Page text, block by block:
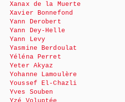
Xanax de la Muerte
Xavier Bonnefond
Yann Derobert
Yann Dey-Helle
Yann Levy
Yasmine Berdoulat
Yéléna Perret
Yeter Akyaz
Yohanne Lamoulère
Youssef El-Chazli
Yves Souben